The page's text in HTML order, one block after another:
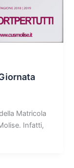
Matricola
Infatti,